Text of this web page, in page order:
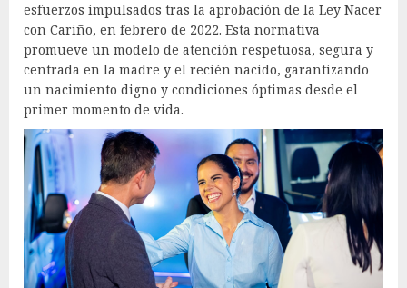
esfuerzos impulsados tras la aprobación de la Ley Nacer
con Cariño, en febrero de 2022. Esta normativa
promueve un modelo de atención respetuosa, segura y
centrada en la madre y el recién nacido, garantizando
un nacimiento digno y condiciones óptimas desde el
primer momento de vida.